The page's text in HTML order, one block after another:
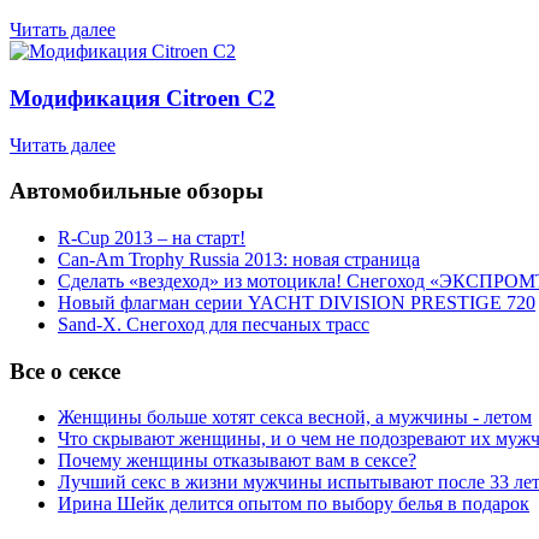
Читать далее
Модификация Citroen С2
Читать далее
Автомобильные обзоры
R-Cup 2013 – на старт!
Can-Am Trophy Russia 2013: новая страница
Сделать «вездеход» из мотоцикла! Снегоход
Новый флагман серии YACHT DIVISION PRESTIGE 720
Sand-X. Снегоход для песчаных трасс
Все о сексе
Женщины больше хотят секса весной, а мужчины - летом
Что скрывают женщины, и о чем не подозревают их
Почему женщины отказывают вам в сексе?
Лучший секс в жизни мужчины испытывают после 33 лет
Ирина Шейк делится опытом по выбору белья в подарок